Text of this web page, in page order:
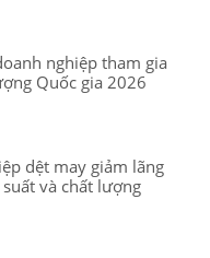
nghiệp tham gia
Quốc gia 2026
dệt may giảm lãng
và chất lượng